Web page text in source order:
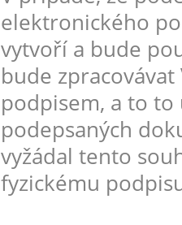
elektronického
vytvoří a bude
bude
podpisem, a to to
podepsaných
vyžádal tento
fyzickému